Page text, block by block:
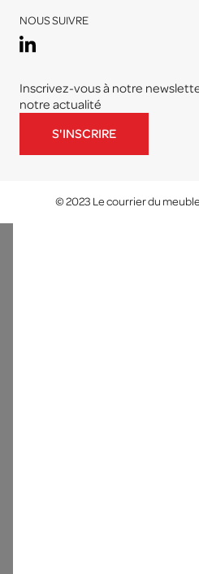
NOUS SUIVRE
Inscrivez-vous à notre
notre actualité
S'INSCRIRE
© 2023 Le courrier du